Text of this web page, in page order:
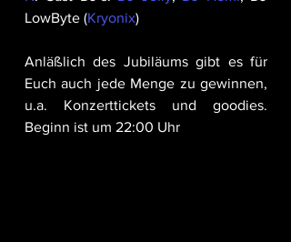
LowByte (Kryonix)
Anläßlich des Jubiläums gibt es für
Euch auch jede Menge zu gewinnen,
u.a. Konzerttickets und goodies.
Beginn ist um 22:00 Uhr